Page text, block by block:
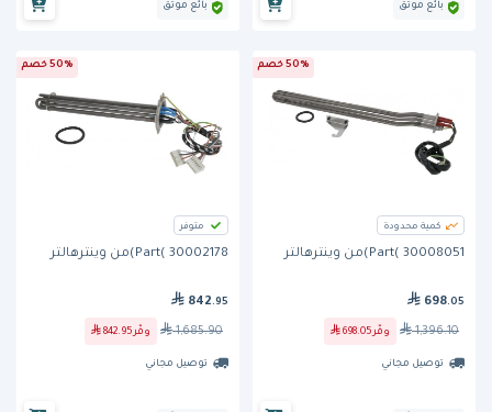
بائع موثق بائع موثق
50% خصم
كمية محدودة
Part( 30008051)من وينترهالتر
698.05
1,396.10 وفّر 698.05
توصيل مجاني
50% خصم
متوفر
Part( 30002178)من وينترهالتر
842 .95
1,685.90 وفّر 842.95
توصيل مجاني